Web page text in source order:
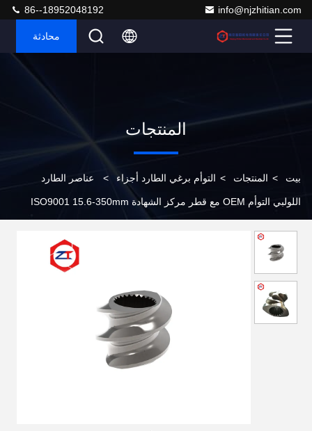
info@njzhitian.com
86--18952048192
محادثة
المنتجات
بيت > المنتجات > التوأم برغي الطارد أجزاء > عناصر الطارد
اللولبي التوأم OEM مع قطر مركز الشهادة ISO9001 15.6-350mm